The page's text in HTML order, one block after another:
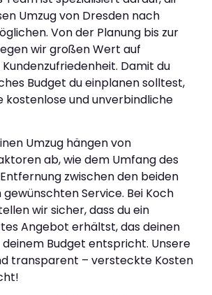
Umzug von Dresden nach
Von der Planung bis zur
wir großen Wert auf
Damit du
Budget du einplanen solltest,
kostenlose und unverbindliche
Umzug hängen von
ab, wie dem Umfang des
zwischen den beiden
Service. Bei Koch
wir sicher, dass du ein
Angebot erhältst, das deinen
deinem Budget entspricht. Unsere
transparent – versteckte Kosten